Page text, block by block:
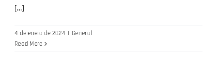
[...]
4 de enero de 2024 | General
Read More